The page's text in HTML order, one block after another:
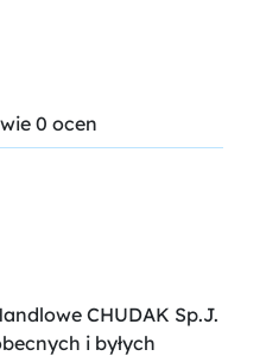
0 ocen
CHUDAK Sp.J.
i byłych